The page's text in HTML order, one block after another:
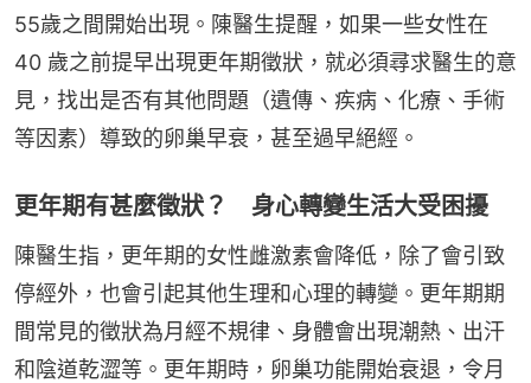
55歲之間開始出現。陳醫生提醒，如果一些女性在
40 歲之前提早出現更年期徵狀，就必須尋求醫生的意
見，找出是否有其他問題（遺傳、疾病、化療、手術
等因素）導致的卵巢早衰，甚至過早絕經。
更年期有甚麼徵狀？ 身心轉變生活大受困擾
陳醫生指，更年期的女性雌激素會降低，除了會引致
停經外，也會引起其他生理和心理的轉變。更年期期
間常見的徵狀為月經不規律、身體會出現潮熱、出汗
和陰道乾澀等。更年期時，卵巢功能開始衰退，令月